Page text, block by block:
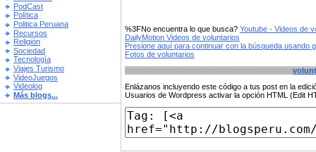
PodCast
Política
Politica Peruana
Recursos
Religión
Sociedad
Tecnología
Viajes Turismo
VideoJuegos
Videolog
Más blogs...
%3FNo encuentra lo que busca? Youtube - Videos de
DailyMotion Videos de voluntarios
Presione aquí para continuar con la búsqueda usando
Fotos de voluntarios
Enlázanos incluyendo este código a tus post en la
Usuarios de Wordpress activar la opción HTML (Edit